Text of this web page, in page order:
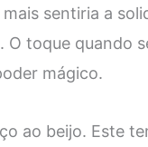
sentiria a
O toque quando
mágico.
ao beijo. Este